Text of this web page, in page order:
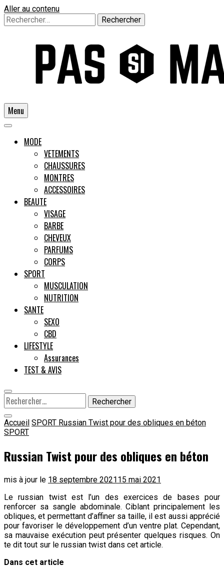
Aller au contenu
Rechercher :
Pas si
Male
Un guide pour l'homme moderne
Menu
MODE
VETEMENTS
CHAUSSURES
MONTRES
ACCESSOIRES
BEAUTE
VISAGE
BARBE
CHEVEUX
PARFUMS
CORPS
SPORT
MUSCULATION
NUTRITION
SANTE
SEXO
CBD
LIFESTYLE
Assurances
TEST & AVIS
Rechercher :
Accueil SPORT Russian Twist pour des obliques en béton
SPORT
Russian Twist pour des obliques en béton
mis à jour le 18 septembre 202115 mai 2021
Le russian twist est l’un des exercices de bases pour
renforcer sa sangle abdominale. Ciblant principalement les
obliques, et permettant d’affiner sa taille, il est aussi apprécié
pour favoriser le développement d’un ventre plat. Cependant,
sa mauvaise exécution peut présenter quelques risques. On
te dit tout sur le russian twist dans cet article.
Dans cet article